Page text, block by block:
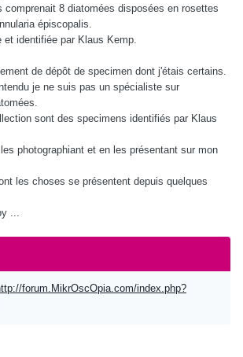
comprenait 8 diatomées disposées en rosettes
épiscopalis.
et identifiée par Klaus Kemp.
de dépôt de specimen dont j'étais certains.
je ne suis pas un spécialiste sur
sont des specimens identifiés par Klaus
photographiant et en les présentant sur mon
les choses se présentent depuis quelques
...
forum.MikrOscOpia.com/index.php?